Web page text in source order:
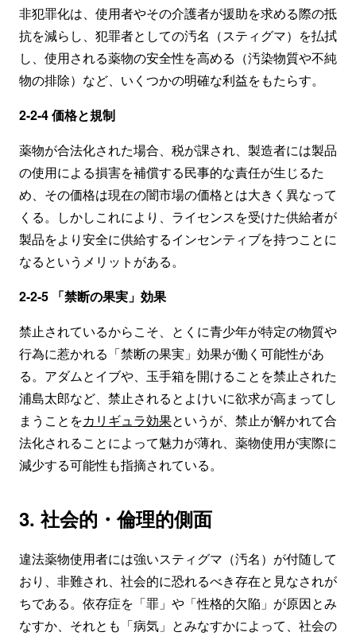
非犯罪化は、使用者やその介護者が援助を求める際の抵
抗を減らし、犯罪者としての汚名（スティグマ）を払拭
し、使用される薬物の安全性を高める（汚染物質や不純
物の排除）など、いくつかの明確な利益をもたらす。
2-2-4 価格と規制
薬物が合法化された場合、税が課され、製造者には製品
の使用による損害を補償する民事的な責任が生じるた
め、その価格は現在の闇市場の価格とは大きく異なって
くる。しかしこれにより、ライセンスを受けた供給者が
製品をより安全に供給するインセンティブを持つことに
なるというメリットがある。
2-2-5 「禁断の果実」効果
禁止されているからこそ、とくに青少年が特定の物質や
行為に惹かれる「禁断の果実」効果が働く可能性があ
る。アダムとイブや、玉手箱を開けることを禁止された
浦島太郎など、禁止されるとよけいに欲求が高まってし
まうことをカリギュラ効果というが、禁止が解かれて合
法化されることによって魅力が薄れ、薬物使用が実際に
減少する可能性も指摘されている。
3. 社会的・倫理的側面
違法薬物使用者には強いスティグマ（汚名）が付随して
おり、非難され、社会的に恐れるべき存在と見なされが
ちである。依存症を「罪」や「性格的欠陥」が原因とみ
なすか、それとも「病気」とみなすかによって、社会の